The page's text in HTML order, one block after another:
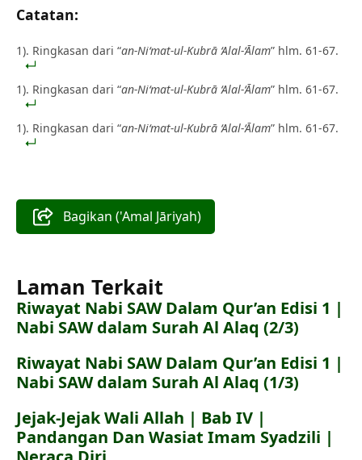
Catatan:
1). Ringkasan dari “an-Ni‘mat-ul-Kubrā ‘Alal-‘Ālam” hlm. 61-67.
1). Ringkasan dari “an-Ni‘mat-ul-Kubrā ‘Alal-‘Ālam” hlm. 61-67.
1). Ringkasan dari “an-Ni‘mat-ul-Kubrā ‘Alal-‘Ālam” hlm. 61-67.
Bagikan ('Amal Jāriyah)
Laman Terkait
Riwayat Nabi SAW Dalam Qur’an Edisi 1 |
Nabi SAW dalam Surah Al Alaq (2/3)
Riwayat Nabi SAW Dalam Qur’an Edisi 1 |
Nabi SAW dalam Surah Al Alaq (1/3)
Jejak-Jejak Wali Allah | Bab IV |
Pandangan Dan Wasiat Imam Syadzili |